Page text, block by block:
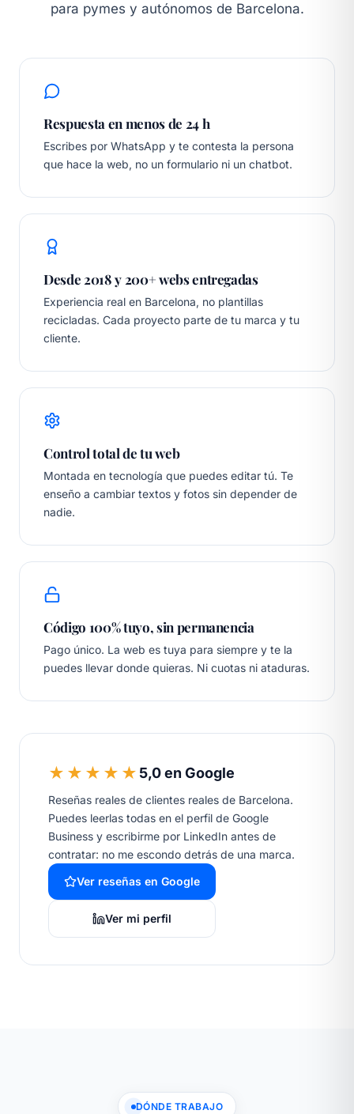
para pymes y autónomos de Barcelona.
Respuesta en menos de 24 h
Escribes por WhatsApp y te contesta la persona
que hace la web, no un formulario ni un chatbot.
Desde 2018 y 200+ webs entregadas
Experiencia real en Barcelona, no plantillas
recicladas. Cada proyecto parte de tu marca y tu
cliente.
Control total de tu web
Montada en tecnología que puedes editar tú. Te
enseño a cambiar textos y fotos sin depender de
nadie.
Código 100% tuyo, sin permanencia
Pago único. La web es tuya para siempre y te la
puedes llevar donde quieras. Ni cuotas ni ataduras.
★★★★★ 5,0 en Google
Reseñas reales de clientes reales de Barcelona.
Puedes leerlas todas en el perfil de Google
Business y escribirme por LinkedIn antes de
contratar: no me escondo detrás de una marca.
Ver reseñas en Google
Ver mi perfil
DÓNDE TRABAJO